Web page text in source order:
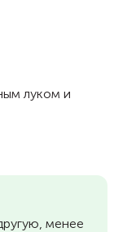
луком и
менее